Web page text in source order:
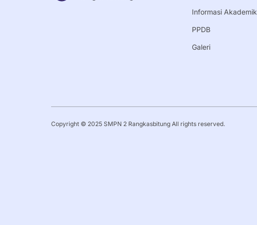
Informasi Akademik
PPDB
Galeri
Copyright © 2025 SMPN 2 Rangkasbitung All rights reserved.